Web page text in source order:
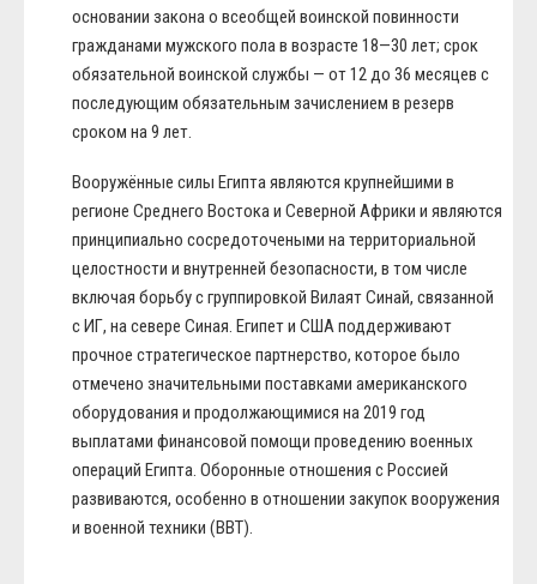
основании закона о всеобщей воинской повинности
гражданами мужского пола в возрасте 18—30 лет; срок
обязательной воинской службы — от 12 до 36 месяцев с
последующим обязательным зачислением в резерв
сроком на 9 лет.
Вооружённые силы Египта являются крупнейшими в
регионе Среднего Востока и Северной Африки и являются
принципиально сосредоточеными на территориальной
целостности и внутренней безопасности, в том числе
включая борьбу с группировкой Вилаят Синай, связанной
с ИГ, на севере Синая. Египет и США поддерживают
прочное стратегическое партнерство, которое было
отмечено значительными поставками американского
оборудования и продолжающимися на 2019 год
выплатами финансовой помощи проведению военных
операций Египта. Оборонные отношения с Россией
развиваются, особенно в отношении закупок вооружения
и военной техники (ВВТ).